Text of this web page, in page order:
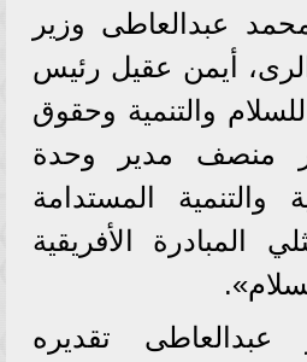
محمد عبدالعاطى وزير
والرى، أيمن عقيل رئيس
والتنمية وحقوق
منصف مدير وحدة
والتنمية المستدامة
المبادرة الأفريقية
عبدالعاطى تقديره